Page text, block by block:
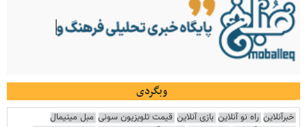
وبگردی
خبرآنلاین راه نو آنلاین بازی آنلاین قیمت تلویزیون سونی مبل مینیمال